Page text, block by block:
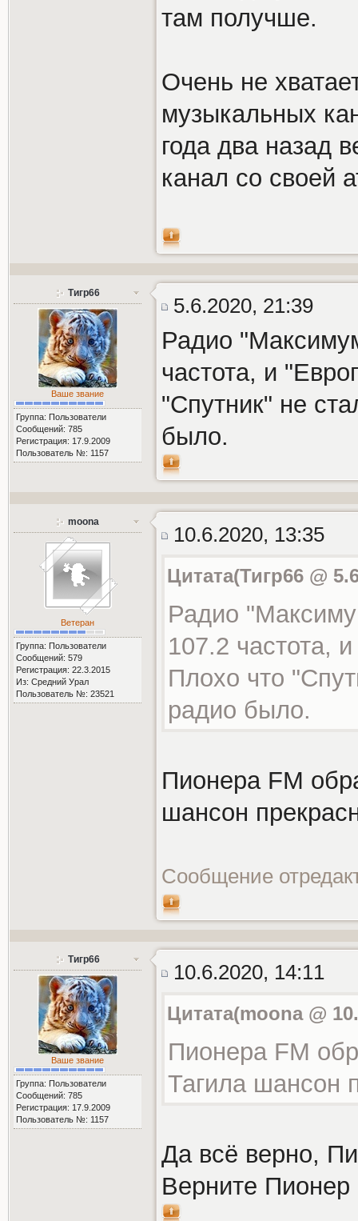
там получше.
Очень не
музыкальных
года два назад
канал со своей
Тигр66
Ваше звание
Группа: Пользователи
Сообщений: 785
Регистрация: 17.9.2009
Пользователь №: 1157
5.6.2020, 21:39
Радио
частота, и
"Спутник" не
было.
moona
Ветеран
Группа: Пользователи
Сообщений: 579
Регистрация: 22.3.2015
Из: Средний Урал
Пользователь №: 23521
10.6.2020, 13:35
Цитата(Тигр66 @
Радио
107.2 частота,
Плохо что
радио было.
Пионера FM
шансон
Сообщение
Тигр66
Ваше звание
Группа: Пользователи
Сообщений: 785
Регистрация: 17.9.2009
Пользователь №: 1157
10.6.2020, 14:11
Цитата(moona @
Пионера FM
Тагила шансон
Да всё верно,
Верните Пионер